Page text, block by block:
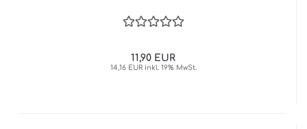
11,90 EUR
14,16 EUR inkl. 19% MwSt.